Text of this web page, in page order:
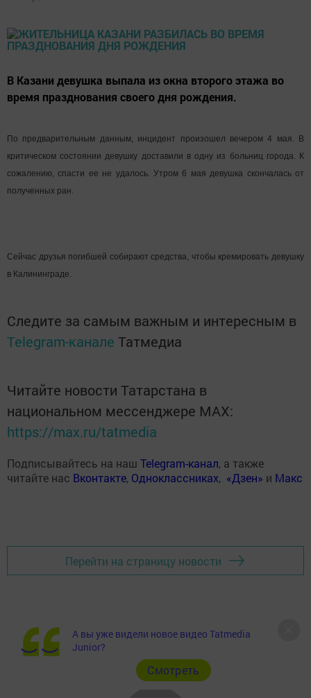
В Казани девушка выпала из окна второго этажа во
время празднования своего дня рождения.
По предварительным данным, инцидент произошел вечером 4 мая. В
критическом состоянии девушку доставили в одну из больниц города. К
сожалению, спасти ее не удалось. Утром 6 мая девушка скончалась от
полученных ран.
Сейчас друзья погибшей собирают средства, чтобы кремировать девушку
в Калининграде.
Следите за самым важным и интересным в
Telegram-канале Татмедиа
Читайте новости Татарстана в
национальном мессенджере MАХ:
https://max.ru/tatmedia
Подписывайтесь на наш Telegram-канал, а также
читайте нас Вконтакте, Одноклассниках, «Дзен» и Макс
Перейти на страницу новости
А вы уже видели новое видео Tatmedia
Junior?
Cмотреть